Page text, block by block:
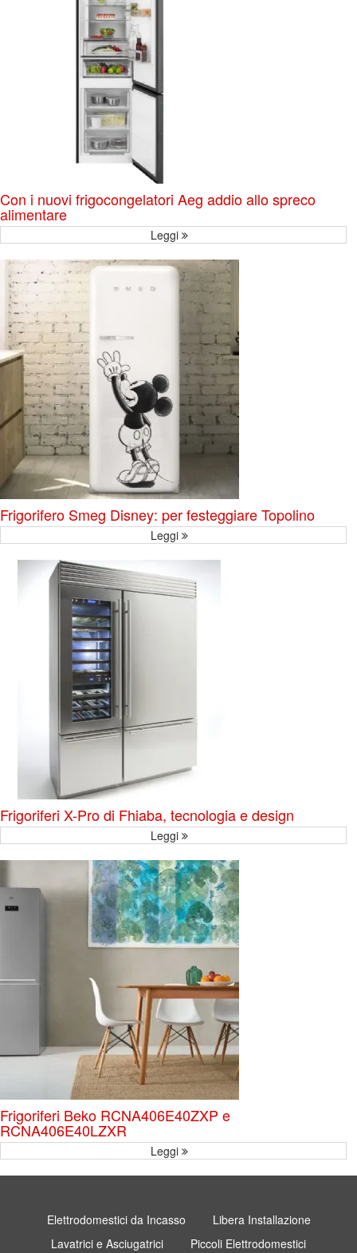
Con i nuovi frigocongelatori Aeg addio allo spreco
alimentare
Leggi
Frigorifero Smeg Disney: per festeggiare Topolino
Leggi
Frigoriferi X-Pro di Fhiaba, tecnologia e design
Leggi
Frigoriferi Beko RCNA406E40ZXP e
RCNA406E40LZXR
Leggi
Elettrodomestici da Incasso
Libera Installazione
Lavatrici e Asciugatrici
Piccoli Elettrodomestici